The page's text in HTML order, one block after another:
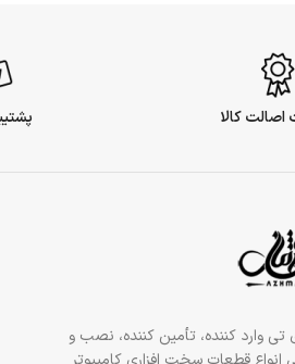
کالا
تی وارد کننده، تأمین کننده، نصب و